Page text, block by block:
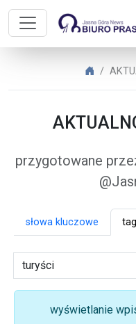
Biuro Prasowe
Biuro
przygotowane
słowa kluczowe
wyświetlanie